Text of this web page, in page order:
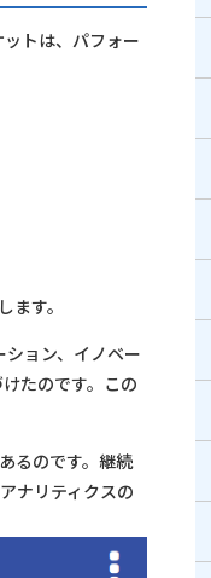
トは、パフォー
す。
ョン、イノベー
たのです。この
るのです。継続
ナリティクスの